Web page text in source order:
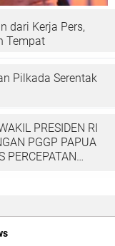
dari Kerja Pers,
Tempat
Pilkada Serentak
PRESIDEN RI
PGGP PAPUA
PERCEPATAN